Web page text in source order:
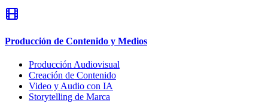
Producción de Contenido y Medios
Producción Audiovisual
Creación de Contenido
Video y Audio con IA
Storytelling de Marca